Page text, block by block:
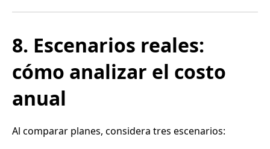
8. Escenarios reales:
cómo analizar el costo
anual
Al comparar planes, considera tres escenarios: